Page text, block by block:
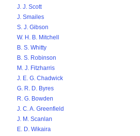
J. J. Scott
J. Smailes
S. J. Gibson
W. H. B. Mitchell
B. S. Whitty
B. S. Robinson
M. J. Fitzharris
J. E. G. Chadwick
G. R. D. Byres
R. G. Bowden
J. C. A. Greenfield
J. M. Scanlan
E. D. Wikaira